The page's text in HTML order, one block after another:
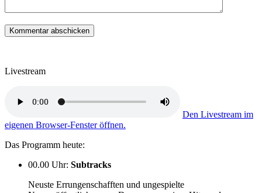
Livestream
Den Livestream im
eigenen Browser-Fenster öffnen.
Das Programm heute:
00.00 Uhr: Subtracks
Neuste Errungenschafften und ungespielte